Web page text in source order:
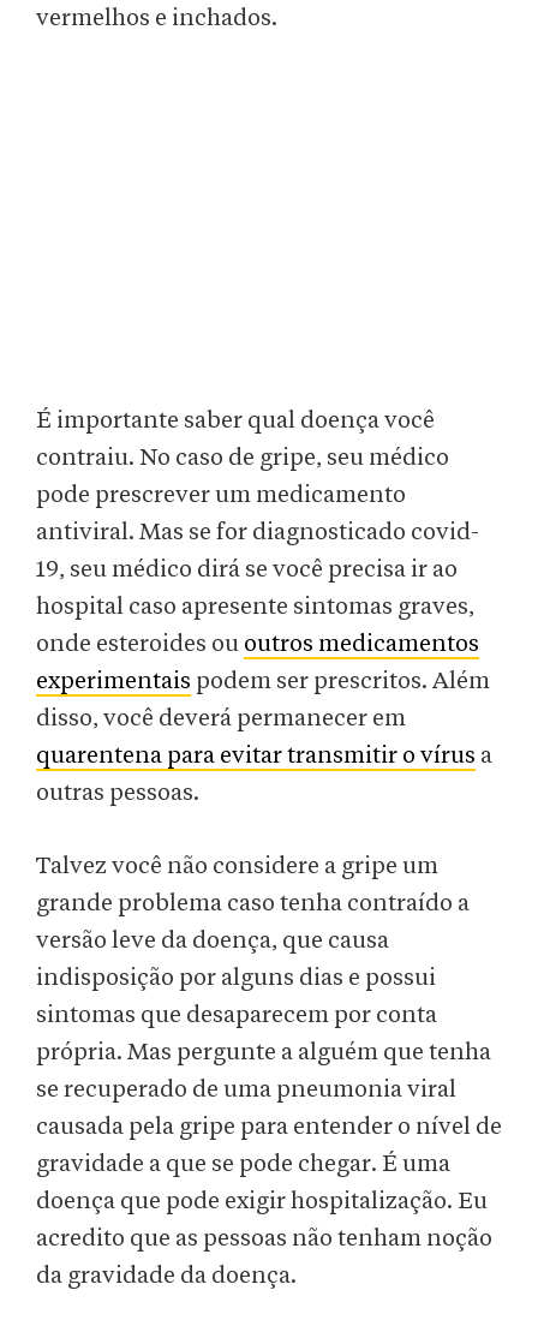
vermelhos e inchados.
É importante saber qual doença você
contraiu. No caso de gripe, seu médico
pode prescrever um medicamento
antiviral. Mas se for diagnosticado covid-
19, seu médico dirá se você precisa ir ao
hospital caso apresente sintomas graves,
onde esteroides ou outros medicamentos
experimentais podem ser prescritos. Além
disso, você deverá permanecer em
quarentena para evitar transmitir o vírus a
outras pessoas.
Talvez você não considere a gripe um
grande problema caso tenha contraído a
versão leve da doença, que causa
indisposição por alguns dias e possui
sintomas que desaparecem por conta
própria. Mas pergunte a alguém que tenha
se recuperado de uma pneumonia viral
causada pela gripe para entender o nível de
gravidade a que se pode chegar. É uma
doença que pode exigir hospitalização. Eu
acredito que as pessoas não tenham noção
da gravidade da doença.